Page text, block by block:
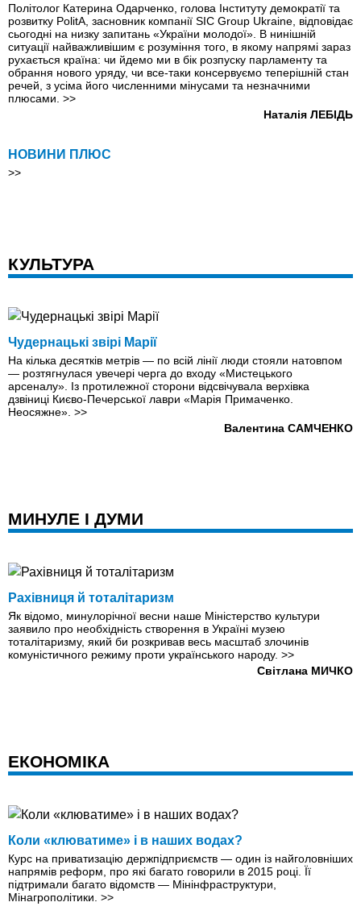
Політолог Катерина Одарченко, голова Інституту демократії та
розвитку PolitA, засновник компанії SIC Group Ukraine, відповідає
сьогодні на низку запитань «України молодої». В нинішній
ситуації найважливішим є розуміння того, в якому напрямі зараз
рухається країна: чи йдемо ми в бік розпуску парламенту та
обрання нового уряду, чи все-таки консервуємо теперішній стан
речей, з усіма його численними мінусами та незначними
плюсами. >>
Наталія ЛЕБІДЬ
НОВИНИ ПЛЮС
>>
КУЛЬТУРА
Чудернацькі звірі Марії
На кілька десятків метрів — по всій лінії люди стояли натовпом
— розтягнулася увечері черга до входу «Мистецького
арсеналу». Із протилежної сторони відсвічувала верхівка
дзвіниці Києво-Печерської лаври «Марія Примаченко.
Неосяжне». >>
Валентина САМЧЕНКО
МИНУЛЕ І ДУМИ
Рахівниця й тоталітаризм
Як відомо, минулорічної весни наше Міністерство культури
заявило про необхідність створення в Україні музею
тоталітаризму, який би розкривав весь масштаб злочинів
комуністичного режиму проти українського народу. >>
Світлана МИЧКО
ЕКОНОМІКА
Коли «клюватиме» і в наших водах?
Курс на приватизацію держпідприємств — один із найголовніших
напрямів реформ, про які багато говорили в 2015 році. Її
підтримали багато відомств — Мінінфраструктури,
Мінагрополітики. >>